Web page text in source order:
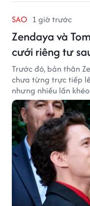
SAO 1 giờ trước
Zendaya và
cưới riêng tư
Trước đó, bản thân
chưa từng trực tiếp
nhưng nhiều lần